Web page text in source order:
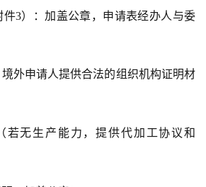
件3）：加盖公章，申请表经办人与委
外申请人提供合法的组织机构证明材
若无生产能力，提供代加工协议和